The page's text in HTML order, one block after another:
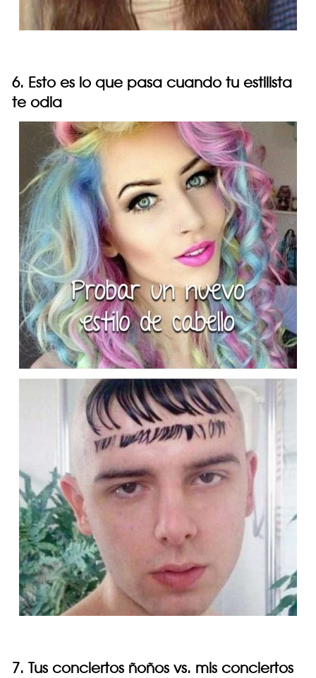
6. Esto es lo que pasa cuando tu estilista
te odia
7. Tus conciertos ñoños vs. mis conciertos